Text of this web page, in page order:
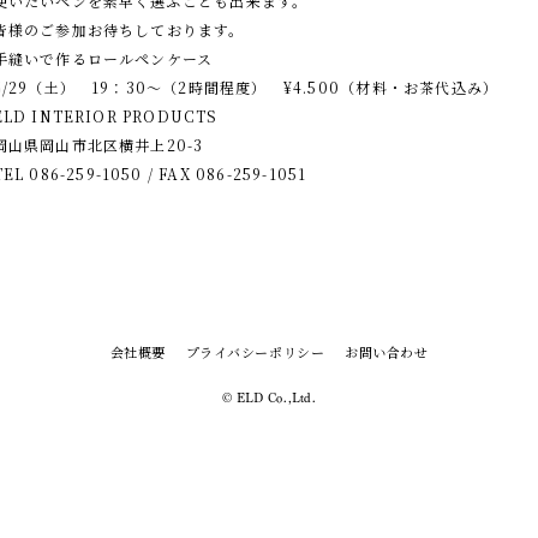
様のご参加お待ちしております。
縫いで作るロールペンケース
29（土） 19：30～（2時間程度） ¥4.500（材料・お茶代込み）
INTERIOR PRODUCTS
山県岡山市北区横井上20-3
086-259-1050 / FAX 086-259-1051
会社概要 プライバシーポリシー お問い合わせ
© ELD Co.,Ltd.